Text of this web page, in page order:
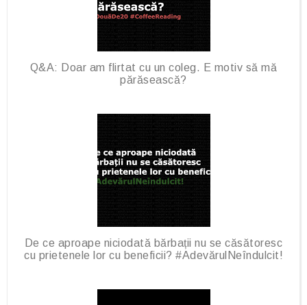
Q&A: Doar am flirtat cu un coleg. E motiv să mă
părăsească?
De ce aproape niciodată bărbații nu se căsătoresc
cu prietenele lor cu beneficii? #AdevărulNeîndulcit!